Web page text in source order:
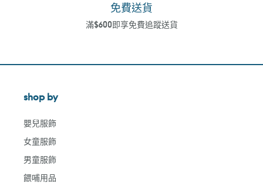
免費送貨
滿$600即享免費追蹤送貨
shop by
嬰兒服飾
女童服飾
男童服飾
餵哺用品